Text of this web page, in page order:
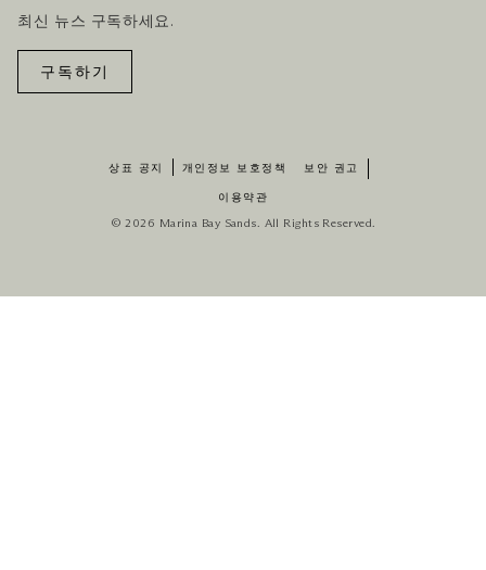
최신 뉴스 구독하세요.
구독하기
상표 공지 개인정보 보호정책 보안 권고
이용약관
© 2026 Marina Bay Sands. All Rights Reserved.